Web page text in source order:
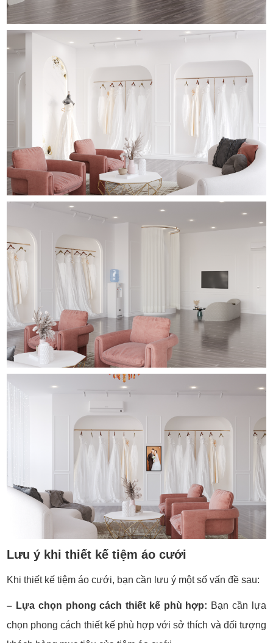
Lưu ý khi thiết kế tiệm áo cưới
Khi thiết kế tiệm áo cưới, bạn cần lưu ý một số vấn đề sau:
– Lựa chọn phong cách thiết kế phù hợp: Bạn cần lựa
chọn phong cách thiết kế phù hợp với sở thích và đối tượng